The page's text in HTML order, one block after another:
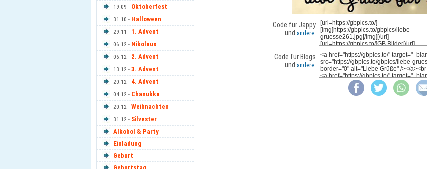
19.09 - Oktoberfest
31.10 - Halloween
29.11 - 1. Advent
06.12 - Nikolaus
06.12 - 2. Advent
13.12 - 3. Advent
20.12 - 4. Advent
04.12 - Chanukka
20.12 - Weihnachten
31.12 - Silvester
Alkohol & Party
Einladung
Geburt
Code für Jappy
und andere:
Code für Blogs
und andere: